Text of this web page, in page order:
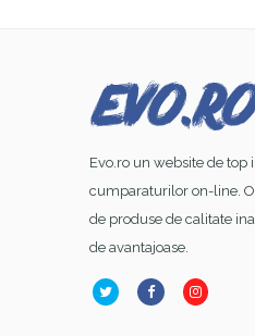
Evo.ro un website de top
cumparaturilor on-line.
de produse de calitate
de avantajoase.
-8%
99lei
Base Coat Gel FSM
Nr.13, Hema Free